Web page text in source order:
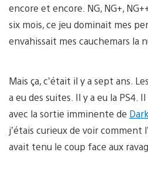
encore et encore. NG, NG+,
six mois, ce jeu dominait mes
envahissait mes cauchemars la
Mais ça, c’était il y a sept ans.
a eu des suites. Il y a eu la PS4. Il
avec la sortie imminente de
j’étais curieux de voir comment
avait tenu le coup face aux